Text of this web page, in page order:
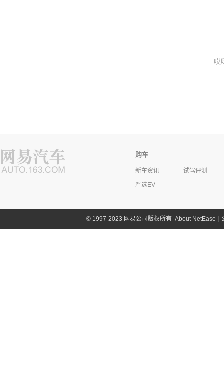
哎
购车
新车资讯
试驾评测
严选EV
©1997-2023 网易公司版权所有 About NetEase